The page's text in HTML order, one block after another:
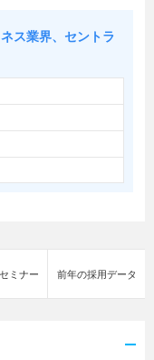
ス業界、セントラ
ミナー 前年の採用データ